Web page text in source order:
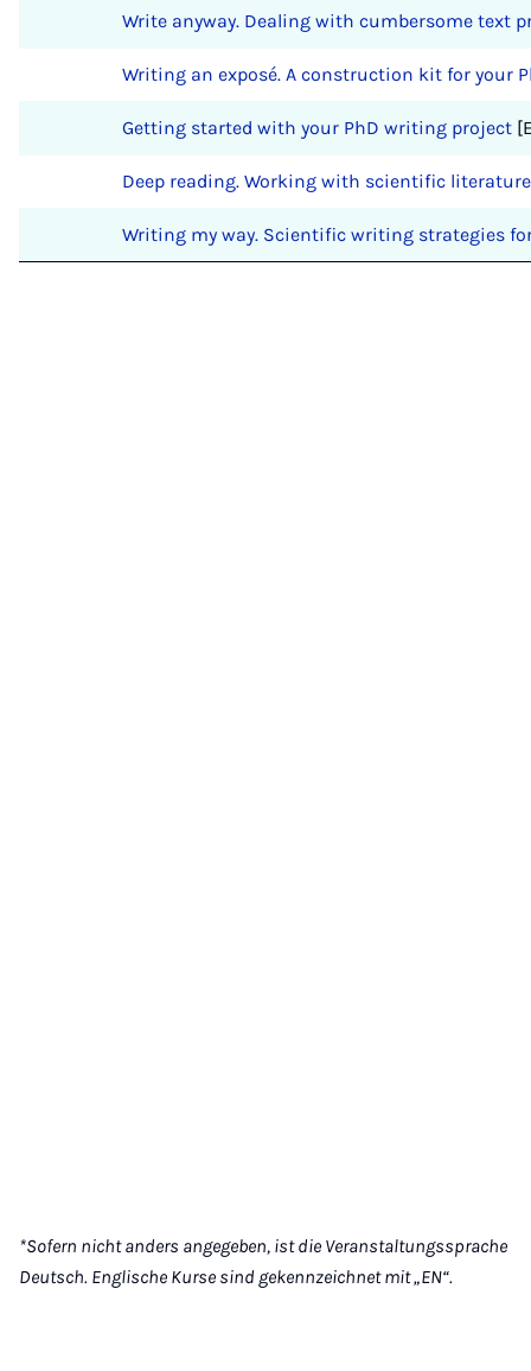
Write anyway. Dealing with cumbersome text
Writing an exposé. A construction kit for your
Getting started with your PhD writing project
Deep reading. Working with scientific
Writing my way. Scientific writing strategies
*Sofern nicht anders angegeben, ist die Veranstaltungssprache
Deutsch. Englische Kurse sind gekennzeichnet mit „EN“.